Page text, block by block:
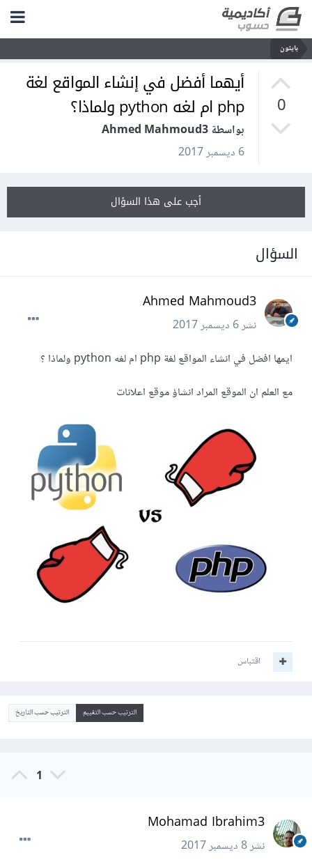
بايثون
0
أيهما أفضل في إنشاء المواقع لغة
php ام لغه python ولماذا؟
بواسطة Ahmed Mahmoud3
6 ديسمبر 2017
أجب على هذا السؤال
السؤال
Ahmed Mahmoud3
نشر6 ديسمبر 2017
ايمها افضل في انشاء المواقع لغة php ام لغه python ولماذا ؟
مع العلم ان الموقع المراد انشاؤ موقع اعلانات
اقتباس
الترتيب حسب التقييم الترتيب حسب التاريخ
1
Mohamad Ibrahim3
نشر8 ديسمبر 2017